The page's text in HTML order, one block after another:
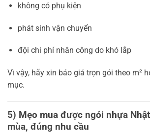
không có phụ kiện
phát sinh vận chuyển
đội chi phí nhân công do khó lắp
Vì vậy, hãy xin báo giá trọn gói theo m²
mục.
5) Mẹo mua được ngói nhựa
mùa, đúng nhu cầu